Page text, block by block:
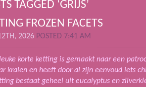
TAGGED ‘GRIJS’
FROZEN FACETS
2026 POSTED 7:41 AM
korte ketting is gemaakt naar een
kralen en heeft door al zijn eenvoud iets
bestaat geheel uit eucalyptus en